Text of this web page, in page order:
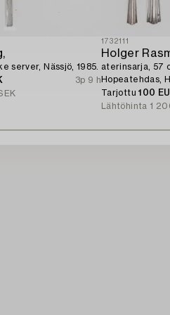
server, Nässjö, 1985.
3p 9 h
1732111
Holger
aterinsarja, 57
Hopeatehdas,
1961-1974.
Tarjottu100
Lähtöhinta 1